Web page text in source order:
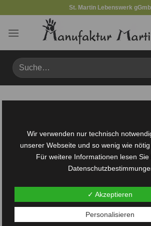
springen
St. Martin Lebenswerk
Suche
nach:
Wunschliste
Wir verwenden nur technisch
unserer Webseite und so wenig wie
Für weitere Informationen lesen
✓ Akzeptieren
Personalisieren